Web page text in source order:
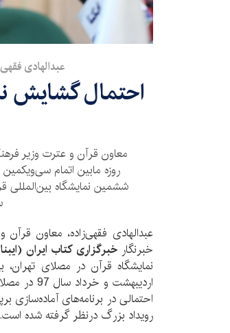
عبدالهادی
احتمال گشایش
معاون قرآن و عترت وزیر
روزه مابین اتمام
ششمین نمایشگاه بین‌المللی
عبدالهادی فقهی‌زاده، معاون
خبرنگارخبرگزاری کتاب ایران
نمایشگاه قرآن در مصلای تهران،
اردیبهشت‌
احتمالی در برنامه‌های آماده‌سازی
رویداد بزرگ درنظر گرفته شده است.